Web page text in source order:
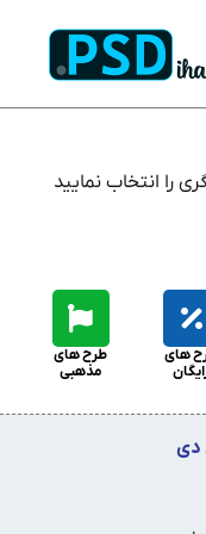
را انتخاب نمایید
های
طرح های
مذهبی
دی